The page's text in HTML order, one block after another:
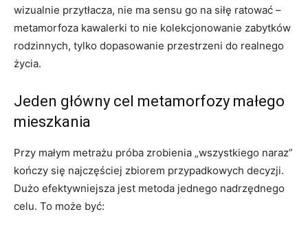
wizualnie przytłacza, nie ma sensu go na siłę ratować –
metamorfoza kawalerki to nie kolekcjonowanie zabytków
rodzinnych, tylko dopasowanie przestrzeni do realnego
życia.
Jeden główny cel metamorfozy małego
mieszkania
Przy małym metrażu próba zrobienia „wszystkiego naraz”
kończy się najczęściej zbiorem przypadkowych decyzji.
Dużo efektywniejsza jest metoda jednego nadrzędnego
celu. To może być: